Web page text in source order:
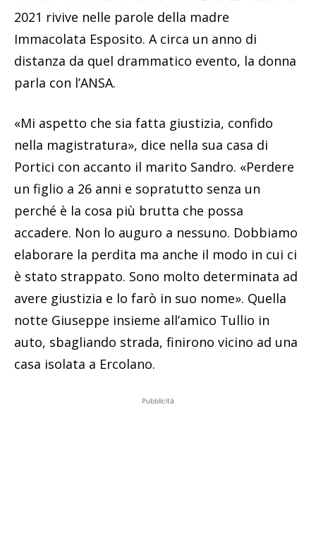
2021 rivive nelle parole della madre
Immacolata Esposito. A circa un anno di
distanza da quel drammatico evento, la donna
parla con l’ANSA.
«Mi aspetto che sia fatta giustizia, confido
nella magistratura», dice nella sua casa di
Portici con accanto il marito Sandro. «Perdere
un figlio a 26 anni e sopratutto senza un
perché è la cosa più brutta che possa
accadere. Non lo auguro a nessuno. Dobbiamo
elaborare la perdita ma anche il modo in cui ci
è stato strappato. Sono molto determinata ad
avere giustizia e lo farò in suo nome». Quella
notte Giuseppe insieme all’amico Tullio in
auto, sbagliando strada, finirono vicino ad una
casa isolata a Ercolano.
Pubblicità